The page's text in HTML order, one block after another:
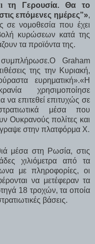
τη Γερουσία. Θα το
επόμενες ημέρες”»,
νομοθεσία που έχει
κυρώσεων κατά της
τα προϊόντα της.
Graham
της την Κυριακή,
ευρηματική».«Η
χρησιμοποίησε
να επιτεθεί επιτυχώς σε
μέσα που
Ουκρανούς πολίτες και
στην πλατφόρμα X.
μέσα στη Ρωσία, στις
χιλιόμετρα από τα
με πληροφορίες, οι
να μετέφεραν τα
18 τροχών, τα οποία
βάσεις.